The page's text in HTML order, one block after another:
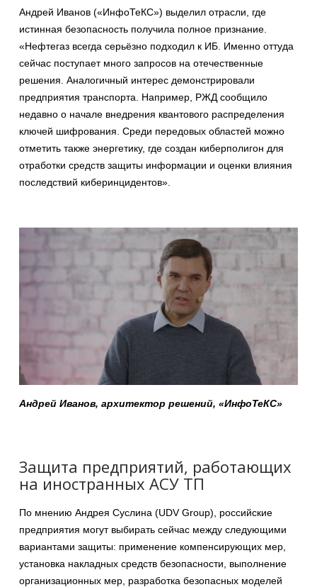
Андрей Иванов («ИнфоТеКС») выделил отрасли, где
истинная безопасность получила полное признание.
«Нефтегаз всегда серьёзно подходил к ИБ. Именно оттуда
сейчас поступает много запросов на отечественные
решения. Аналогичный интерес демонстрировали
предприятия транспорта. Например, РЖД сообщило
недавно о начале внедрения квантового распределения
ключей шифрования. Среди передовых областей можно
отметить также энергетику, где создан киберполигон для
отработки средств защиты информации и оценки влияния
последствий киберинцидентов».
Андрей Иванов, архитектор решений, «ИнфоТеКС»
Защита предприятий, работающих
на иностранных АСУ ТП
По мнению Андрея Суслина (UDV Group), российские
предприятия могут выбирать сейчас между следующими
вариантами защиты: применение компенсирующих мер,
установка накладных средств безопасности, выполнение
организационных мер, разработка безопасных моделей